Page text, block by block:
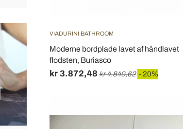
VIADURINI BATHROOM
Moderne bordplade lavet af håndlavet
flodsten, Buriasco
kr 3.872,48 kr 4.840,62 - 20%